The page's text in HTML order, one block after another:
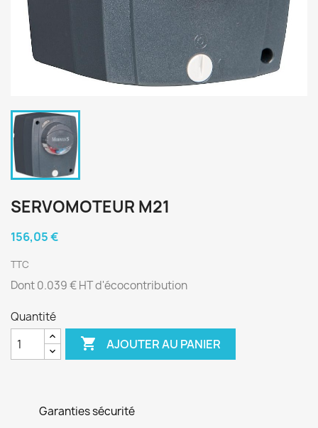
SERVOMOTEUR M21
156,05 €
TTC
Dont 0.039 € HT d'écocontribution
Quantité
 AJOUTER AU PANIER
Garanties sécurité